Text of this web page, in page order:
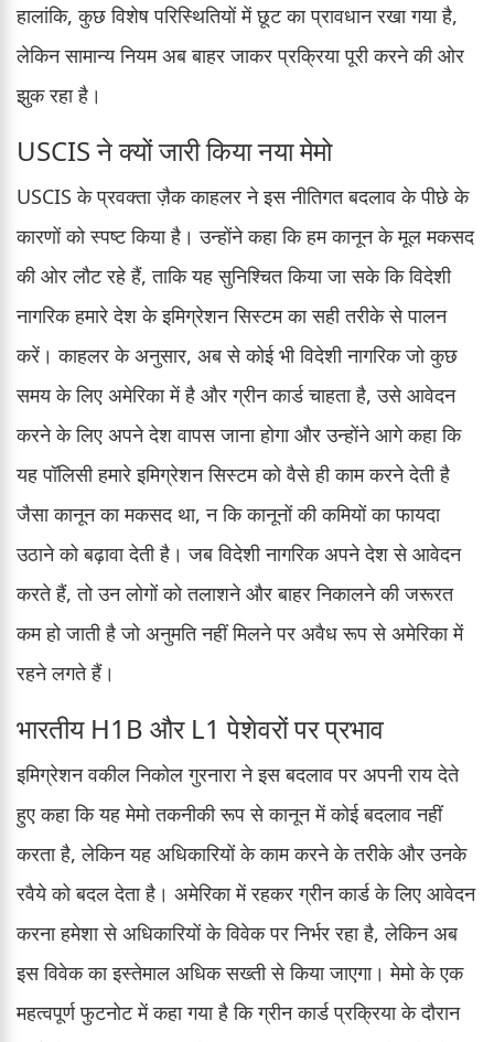
हालांकि, कुछ विशेष परिस्थितियों में छूट का प्रावधान रखा गया है,
लेकिन सामान्य नियम अब बाहर जाकर प्रक्रिया पूरी करने की ओर
झुक रहा है।
USCIS ने क्यों जारी किया नया मेमो
USCIS के प्रवक्ता ज़ैक काहलर ने इस नीतिगत बदलाव के पीछे के
कारणों को स्पष्ट किया है। उन्होंने कहा कि हम कानून के मूल मकसद
की ओर लौट रहे हैं, ताकि यह सुनिश्चित किया जा सके कि विदेशी
नागरिक हमारे देश के इमिग्रेशन सिस्टम का सही तरीके से पालन
करें। काहलर के अनुसार, अब से कोई भी विदेशी नागरिक जो कुछ
समय के लिए अमेरिका में है और ग्रीन कार्ड चाहता है, उसे आवेदन
करने के लिए अपने देश वापस जाना होगा और उन्होंने आगे कहा कि
यह पॉलिसी हमारे इमिग्रेशन सिस्टम को वैसे ही काम करने देती है
जैसा कानून का मकसद था, न कि कानूनों की कमियों का फायदा
उठाने को बढ़ावा देती है। जब विदेशी नागरिक अपने देश से आवेदन
करते हैं, तो उन लोगों को तलाशने और बाहर निकालने की जरूरत
कम हो जाती है जो अनुमति नहीं मिलने पर अवैध रूप से अमेरिका में
रहने लगते हैं।
भारतीय H1B और L1 पेशेवरों पर प्रभाव
इमिग्रेशन वकील निकोल गुरनारा ने इस बदलाव पर अपनी राय देते
हुए कहा कि यह मेमो तकनीकी रूप से कानून में कोई बदलाव नहीं
करता है, लेकिन यह अधिकारियों के काम करने के तरीके और उनके
रवैये को बदल देता है। अमेरिका में रहकर ग्रीन कार्ड के लिए आवेदन
करना हमेशा से अधिकारियों के विवेक पर निर्भर रहा है, लेकिन अब
इस विवेक का इस्तेमाल अधिक सख्ती से किया जाएगा। मेमो के एक
महत्वपूर्ण फुटनोट में कहा गया है कि ग्रीन कार्ड प्रक्रिया के दौरान